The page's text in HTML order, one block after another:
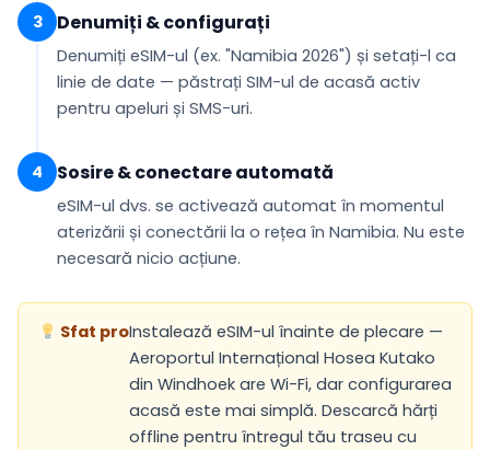
3 Denumiți & configurați
Denumiți eSIM-ul (ex. "Namibia 2026") și setați-l ca
linie de date — păstrați SIM-ul de acasă activ
pentru apeluri și SMS-uri.
4 Sosire & conectare automată
eSIM-ul dvs. se activează automat în momentul
aterizării și conectării la o rețea în Namibia. Nu este
necesară nicio acțiune.
Sfat proInstalează eSIM-ul înainte de plecare —
Aeroportul Internațional Hosea Kutako
din Windhoek are Wi-Fi, dar configurarea
acasă este mai simplă. Descarcă hărți
offline pentru întregul tău traseu cu